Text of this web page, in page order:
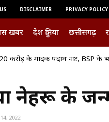
DISCLAIMER PRIVACY POLICY
खबर देश दुनिया छत्तीसगढ़
करोड़ के मादक पदार्थ नष्ट, BSP के
नेहरू के
2022